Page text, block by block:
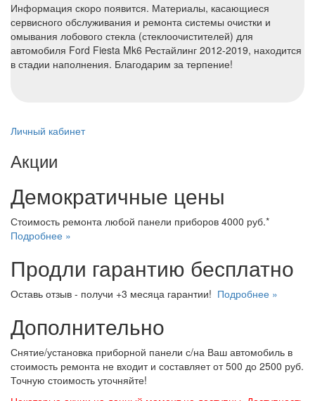
Информация скоро появится. Материалы, касающиеся
сервисного обслуживания и ремонта системы очистки и
омывания лобового стекла (стеклоочистителей) для
автомобиля Ford Fiesta Mk6 Рестайлинг 2012-2019, находится
в стадии наполнения. Благодарим за терпение!
Личный кабинет
Акции
Демократичные цены
Стоимость ремонта любой панели приборов 4000 руб.*
Подробнее »
Продли гарантию бесплатно
Оставь отзыв - получи +3 месяца гарантии! Подробнее »
Дополнительно
Снятие/установка приборной панели с/на Ваш автомобиль в
стоимость ремонта не входит и составляет от 500 до 2500 руб.
Точную стоимость уточняйте!